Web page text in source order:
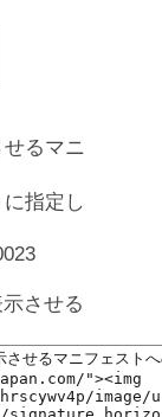
るマニ
指定し
させる